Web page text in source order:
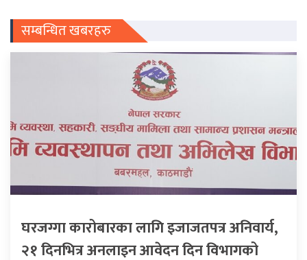
सम्बन्धित खबरहरु
घरजग्गा कारोबारका लागि इजाजतपत्र अनिवार्य,
२१ दिनभित्र अनलाइन आवेदन दिन विभागको